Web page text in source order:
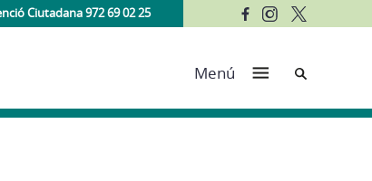
Ciutadana 972 69 02 25
Menú Cerca